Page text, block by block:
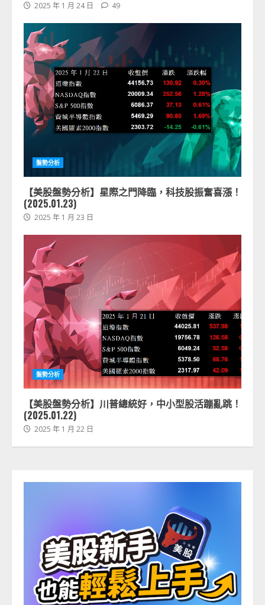
2025 年 1 月 24 日 49
盤勢分析
【美股盤勢分析】星際之門降臨，科技股振奮喜漲！
(2025.01.23)
2025 年 1 月 23 日
盤勢分析
【美股盤勢分析】川普總統好，中小型股活蹦亂跳！
(2025.01.22)
2025 年 1 月 22 日